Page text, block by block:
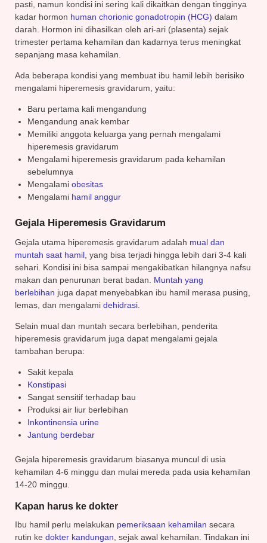
pasti, namun kondisi ini sering kali dikaitkan dengan tingginya
kadar hormon human chorionic gonadotropin (HCG) dalam
darah. Hormon ini dihasilkan oleh ari-ari (plasenta) sejak
trimester pertama kehamilan dan kadarnya terus meningkat
sepanjang masa kehamilan.
Ada beberapa kondisi yang membuat ibu hamil lebih berisiko
mengalami hiperemesis gravidarum, yaitu:
Baru pertama kali mengandung
Mengandung anak kembar
Memiliki anggota keluarga yang pernah mengalami
hiperemesis gravidarum
Mengalami hiperemesis gravidarum pada kehamilan
sebelumnya
Mengalami obesitas
Mengalami hamil anggur
Gejala Hiperemesis Gravidarum
Gejala utama hiperemesis gravidarum adalah mual dan
muntah saat hamil , yang bisa terjadi hingga lebih dari 3-4 kali
sehari. Kondisi ini bisa sampai mengakibatkan hilangnya nafsu
makan dan penurunan berat badan. Muntah yang
berlebihan juga dapat menyebabkan ibu hamil merasa pusing,
lemas, dan mengalami dehidrasi
Selain mual dan muntah secara berlebihan, penderita
hiperemesis gravidarum juga dapat mengalami gejala
tambahan berupa:
Sakit kepala
Konstipasi
Sangat sensitif terhadap bau
Produksi air liur berlebihan
Inkontinensia urine
Jantung berdebar
Gejala hiperemesis gravidarum biasanya muncul di usia
kehamilan 4-6 minggu dan mulai mereda pada usia kehamilan
14-20 minggu.
Kapan harus ke dokter
Ibu hamil perlu melakukan pemeriksaan kehamilan secara
rutin ke dokter kandungan, sejak awal kehamilan. Tindakan ini